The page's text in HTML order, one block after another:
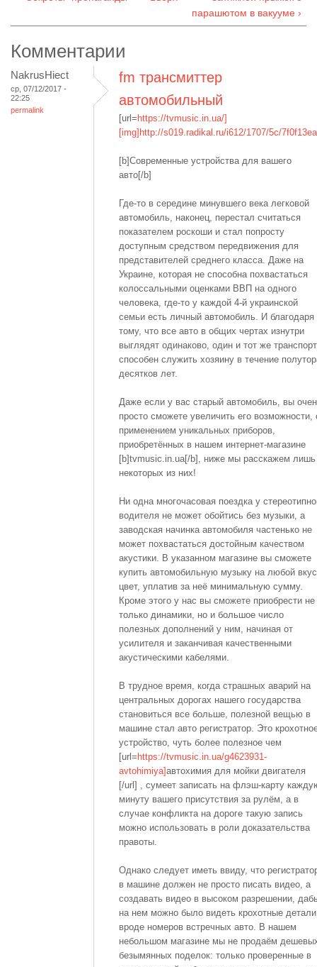
парашютом в вакууме ›
Комментарии
NakrusHiect
ср, 07/12/2017 -
22:25
permalink
fm трансмиттер
автомобильный
[url= https://tvmusic.in.ua/]
[img]http://s019.radikal.ru/i612/1707/5c/
[b]Современные устройства для вашего
авто[/b]
Где-то в середине минувшего века легковой
автомобиль, наконец, перестал считаться
показателем роскоши и стал попросту
доступным средством передвижения для
представителей среднего класса. Даже на
Украине, которая не способна похвастаться
колоссальными оценками ВВП на одного
человека, где-то у каждой 4-й украинской
семьи есть личный автомобиль. И благодаря
тому, что все авто в общих чертах изнутри
выглядят одинаково, один и тот же транспорт
способен служить хозяину в течение
десятков лет.
Даже если у вас старый автомобиль, вы
просто сможете увеличить его возможности,
применением уникальных приборов,
приобретённых в нашем интернет-магазине
[b]tvmusic.in.ua[/b], ниже мы расскажем лишь
некоторых из них!
Ни одна многочасовая поездка у
водителя не может обойтись без музыки, а
заводская начинка автомобиля частенько не
может похвастаться достойным качеством
акустики. В указанном магазине вы сможете
купить автомобильную музыку на любой
цвет, уплатив за неё минимальную сумму.
Кроме этого у нас вы сможете приобрести не
только динамики, но и большое число
полезных дополнений у ним, начиная от
усилителя и заканчивая качественными
акустическими кабелями.
В трудное время, когда страшных аварий на
центральных дорогах нашего государства
становиться все больше, полезной вещью в
машине стал авто регистратор. Это
устройство, чуть более полезное чем
[url= https://tvmusic.in.ua/g4623931-
avtohimiya]автохимия для мойки двигателя
[/url] , сумеет записать на флэш-карту
минуту вашего присутствия за рулём, а в
случае конфликта на дороге такую запись
можно использовать в роли доказательства
правоты.
Однако следует иметь ввиду, что
в машине должен не просто писать видео, а
создавать видео в высоком разрешении,
на нем можно было видеть крохотные детали
вроде номеров встречных авто. В нашем
небольшом магазине мы не продаём
безымянных поделок: только проверенные в